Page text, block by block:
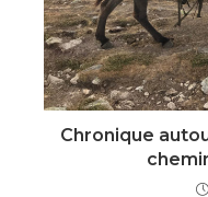
Chronique